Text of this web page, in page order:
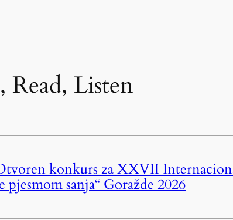
Read, Listen
konkurs za XXVII
pjesmom sanja“ Goražde 2026